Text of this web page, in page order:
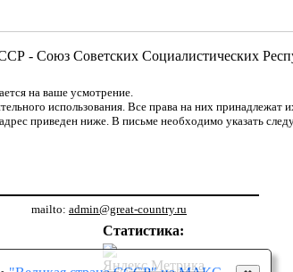
- Союз Советских Социалистических
на ваше усмотрение.
использования. Все права на них принадлежат
приведен ниже. В письме необходимо указать
mailto: admin@great-country.ru
Статистика: